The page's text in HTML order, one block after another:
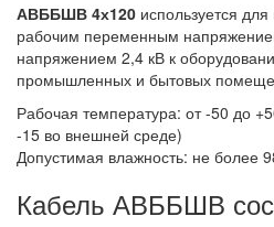
АВББШВ 4х120 используется
рабочим переменным
напряжением 2,4 кВ к
промышленных и бытовых
Рабочая температура: от -50 до
-15 во внешней среде)
Допустимая влажность: не более
Кабель АВББШВ